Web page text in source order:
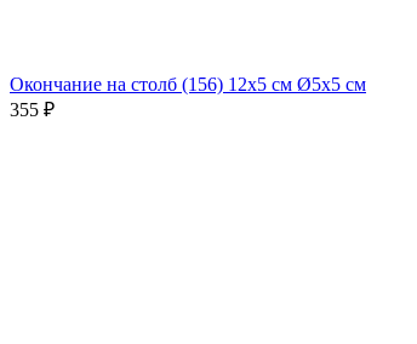
Окончание на столб (156) 12х5 см Ø5x5 см
355 ₽